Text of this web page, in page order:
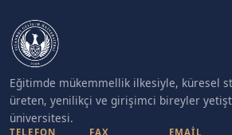
Eğitimde mükemmellik ilkesiyle, küresel
üreten, yenilikçi ve girişimci bireyler
üniversitesi.
TELEFON FAX EMAIL